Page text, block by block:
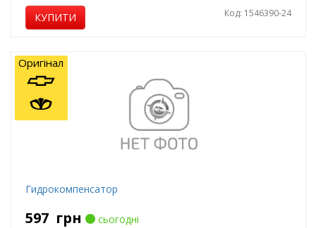
КУПИТИ Код: 1546390-24
Гидрокомпенсатор
597 грн
сьогодні
Оригінал